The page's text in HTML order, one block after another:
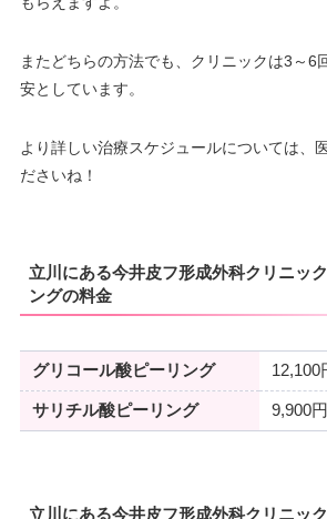
またどちらの方法でも、クリニックは3～6
安としています。
より詳しい治療スケジュールについては、
ださいね！
立川にある今井皮フ形成外科クリニッ
ングの料金
グリコール酸ピーリング 12,100
サリチル酸ピーリング 9,900円
立川にある今井皮フ形成外科クリニッ